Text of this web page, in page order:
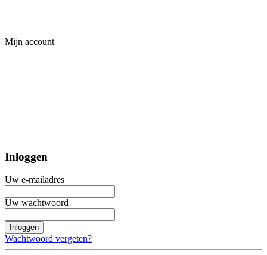
Mijn account
Inloggen
Uw e-mailadres
Uw wachtwoord
Inloggen
Wachtwoord vergeten?